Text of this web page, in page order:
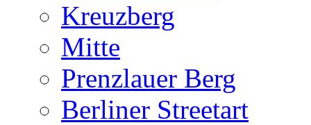
Kreuzberg
Mitte
Prenzlauer Berg
Berliner Streetart